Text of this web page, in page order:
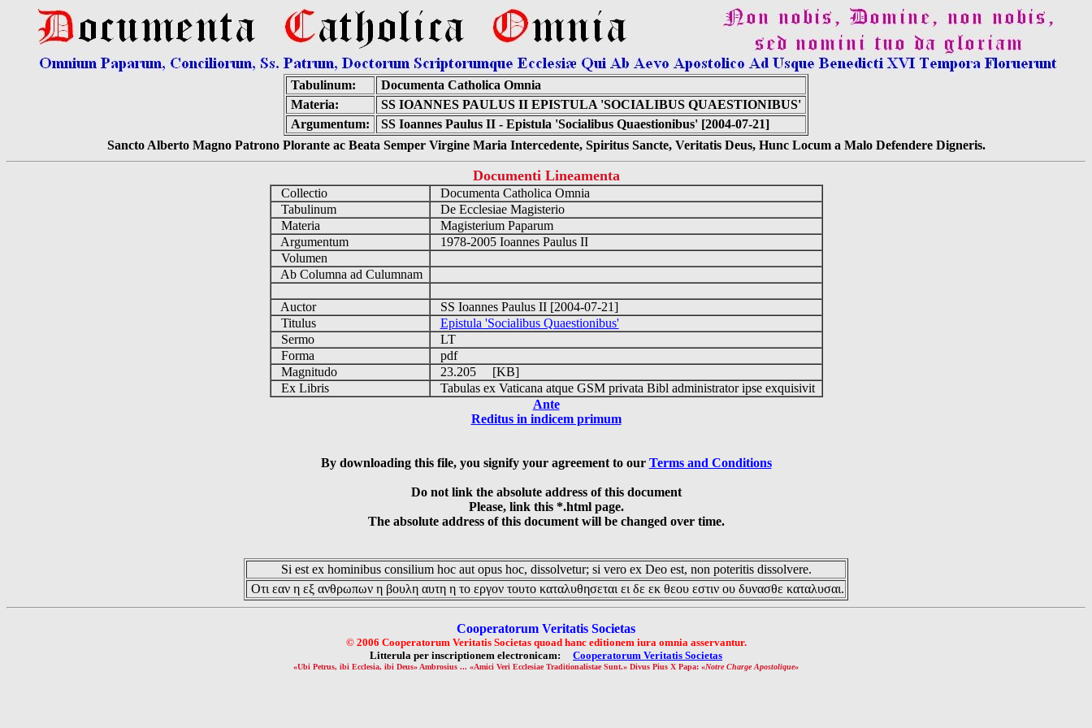
Tabulinum:
Documenta Catholica Omnia
Materia:
SS IOANNES PAULUS II EPISTULA 'SOCIALIBUS QUAESTIONIBUS'
Argumentum:
SS Ioannes Paulus II - Epistula 'Socialibus Quaestionibus' [2004-07-21]
Sancto Alberto Magno Patrono Plorante ac Beata Semper Virgine Maria Intercedente, Spiritus Sancte, Veritatis Deus, Hunc Locum a Malo Defendere Digneris.
Documenti Lineamenta
Collectio
Documenta Catholica Omnia
Tabulinum
De Ecclesiae Magisterio
Materia
Magisterium Paparum
Argumentum
1978-2005 Ioannes Paulus II
Volumen
Ab Columna ad Culumnam
Auctor
SS Ioannes Paulus II [2004-07-21]
Titulus
Epistula 'Socialibus Quaestionibus'
Sermo
LT
Forma
pdf
Magnitudo
23.205 [KB]
Ex Libris
Tabulas ex Vaticana atque GSM privata Bibl administrator ipse exquisivit
Ante
Reditus in indicem primum
By downloading this file, you signify your agreement to our Terms and Conditions
Do not link the absolute address of this document
Please, link this *.html page.
The absolute address of this document will be changed over time.
Si est ex hominibus consilium hoc aut opus hoc, dissolvetur; si vero ex Deo est, non poteritis dissolvere.
Οτι εαν η εξ ανθρωπων η βουλη αυτη η το εργον τουτο καταλυθησεται ει δε εκ θεου εστιν ου δυνασθε καταλυσαι.
Cooperatorum Veritatis Societas
© 2006 Cooperatorum Veritatis Societas quoad hanc editionem iura omnia asservantur.
Litterula per inscriptionem electronicam: Cooperatorum Veritatis Societas
«Ubi Petrus, ibi Ecclesia, ibi Deus» Ambrosius ... «Amici Veri Ecclesiae Traditionalistae Sunt.» Divus Pius X Papa: «Notre Charge Apostolique»